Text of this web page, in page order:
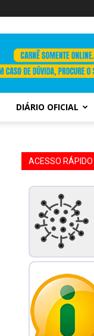
DIÁRIO OFICIAL
ACESSO RÁPIDO